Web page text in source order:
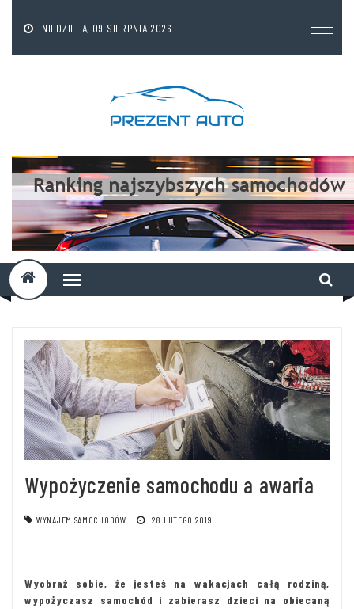
NIEDZIELA, 09 SIERPNIA 2026
A
D
I
T
L
E
Wypożyczenie samochodu a awaria
WYNAJEM SAMOCHODÓW 28 LUTEGO 2019
Wyobraź sobie, że jesteś na wakacjach całą rodziną,
wypożyczasz samochód i zabierasz dzieci na obiecaną